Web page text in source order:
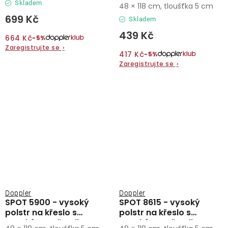
Skladem
699 Kč
664 Kč−5%
Zaregistrujte se ›
Skladem
439 Kč
417 Kč−5%
Zaregistrujte se ›
48 × 118 cm, tloušťka 5 cm
SPOT 5900 - vysoký
polstr na křeslo s
vysokým opěradlem
Doppler
SPOT 8615 - vysoký
polstr na křeslo s
vysokým opěradlem
Doppler